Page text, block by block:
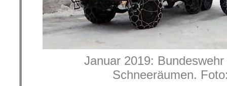
Januar 2019:
Schneeräumen.